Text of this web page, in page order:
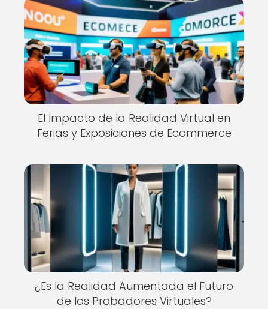
El Impacto de la Realidad Virtual en
Ferias y Exposiciones de Ecommerce
¿Es la Realidad Aumentada el Futuro
de los Probadores Virtuales?